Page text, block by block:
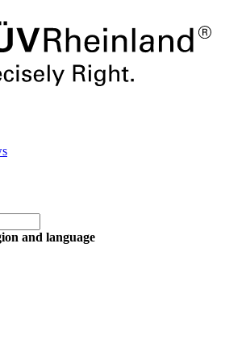
and language